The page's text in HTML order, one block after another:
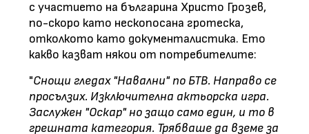
с участието на българина Христо Грозев,
по-скоро като нескопосана гротеска,
отколкото като документалистика. Ето
какво казват някои от потребителите:
"Снощи гледах "Навални" по БТВ. Направо се
просълзих. Изключителна актьорска игра.
Заслужен "Оскар" но защо само един, и то в
грешната категория. Трябваше да вземе за